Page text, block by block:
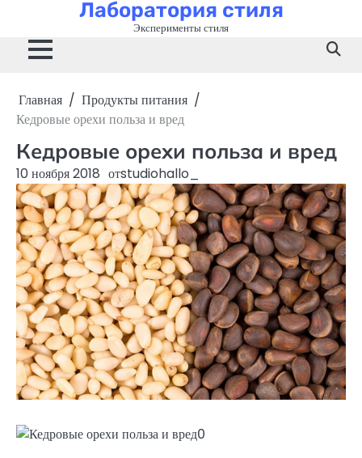
содержимому
Лаборатория стиля
Эксперименты стиля
Главная
Продукты питания
Кедровые орехи польза и вред
Кедровые орехи польза и вред
10 ноября 2018 отstudiohallo_